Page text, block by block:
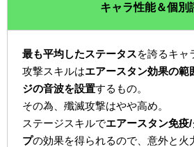
キャラ性能＆個別
最も平均したステータスを誇るキャ
攻撃スキルはエアースタン効果の範
ジの音波を設置するもの。
その為、殲滅攻撃はやや高め。
ステージスキルでエアースタン免疫
プの効果を得られるので、意外と火